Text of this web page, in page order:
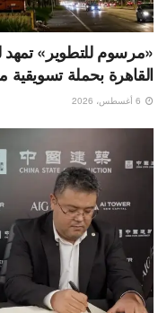
«مرسوم للتطوير»
القاهرة بحملة تسويقية